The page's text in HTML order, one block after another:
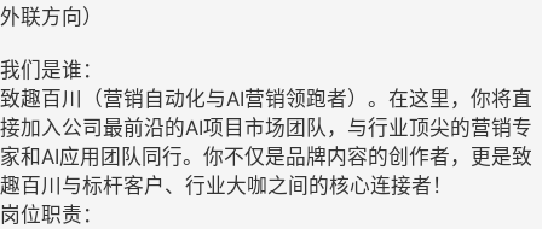
外联方向）
我们是谁：
致趣百川（营销自动化与AI营销领跑者）。在这里，你将直
接加入公司最前沿的AI项目市场团队，与行业顶尖的营销专
家和AI应用团队同行。你不仅是品牌内容的创作者，更是致
趣百川与标杆客户、行业大咖之间的核心连接者！
岗位职责：